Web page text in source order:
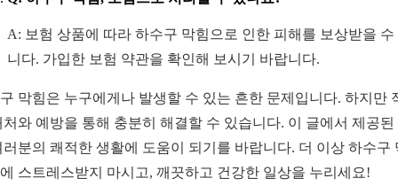
A: 보험 상품에 따라 하수구 막힘으로 인한 피해를 보상받을 수
니다. 가입한 보험 약관을 확인해 보시기 바랍니다.
막힘은 누구에게나 발생할 수 있는 흔한 문제입니다. 하지만
처와 예방을 통해 충분히 해결할 수 있습니다. 이 글에서 제공된
러분의 쾌적한 생활에 도움이 되기를 바랍니다. 더 이상 하수구
스트레스받지 마시고, 깨끗하고 건강한 일상을 누리세요!